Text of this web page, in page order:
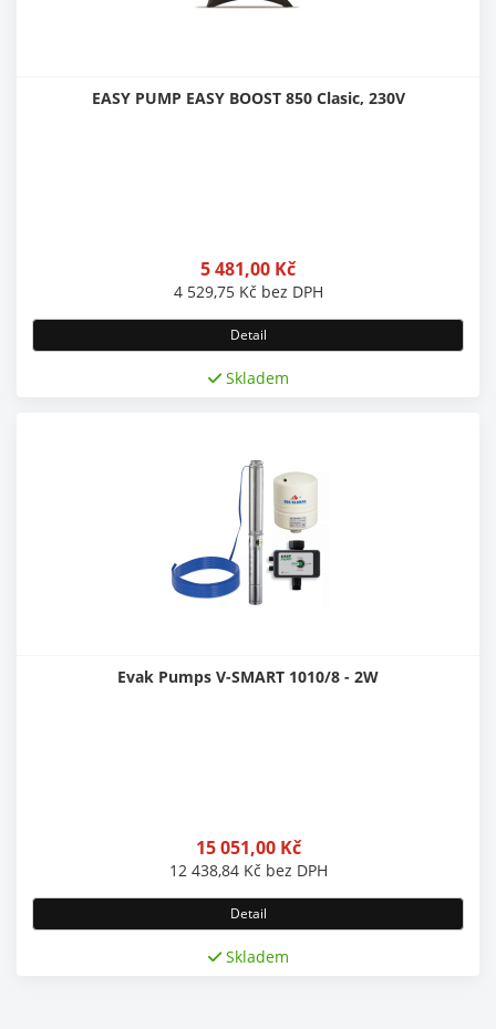
EASY PUMP EASY BOOST 850 Clasic, 230V
5 481,00 Kč
4 529,75 Kč bez DPH
Detail
Skladem
Evak Pumps V-SMART 1010/8 - 2W
15 051,00 Kč
12 438,84 Kč bez DPH
Detail
Skladem